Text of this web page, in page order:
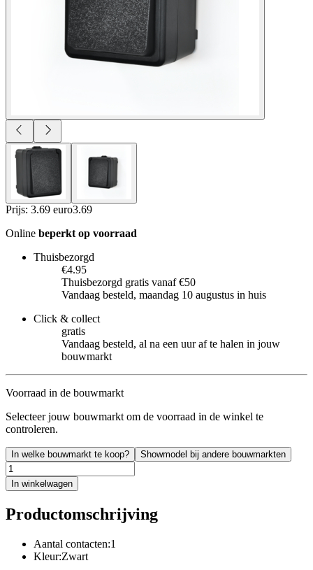
Prijs: 3.69 euro3.69
Online beperkt op voorraad
Thuisbezorgd
€4.95
Thuisbezorgd gratis vanaf €50
Vandaag besteld, maandag 10 augustus in huis
Click & collect
gratis
Vandaag besteld, al na een uur af te halen in jouw
bouwmarkt
Voorraad in de bouwmarkt
Selecteer jouw bouwmarkt om de voorraad in de winkel te
controleren.
In welke bouwmarkt te koop? Showmodel bij andere bouwmarkten
In winkelwagen
Productomschrijving
Aantal contacten:1
Kleur:Zwart